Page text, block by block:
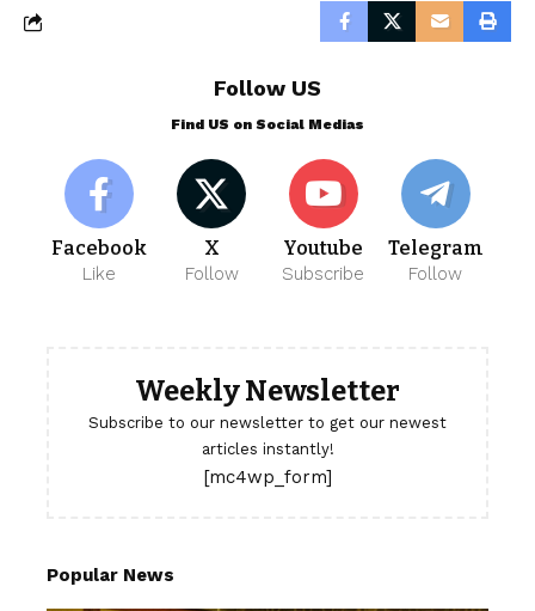
Follow US
Find US on Social Medias
Facebook
Like
X
Follow
Youtube
Subscribe
Telegram
Follow
Weekly Newsletter
Subscribe to our newsletter to get our newest
articles instantly!
[mc4wp_form]
Popular News